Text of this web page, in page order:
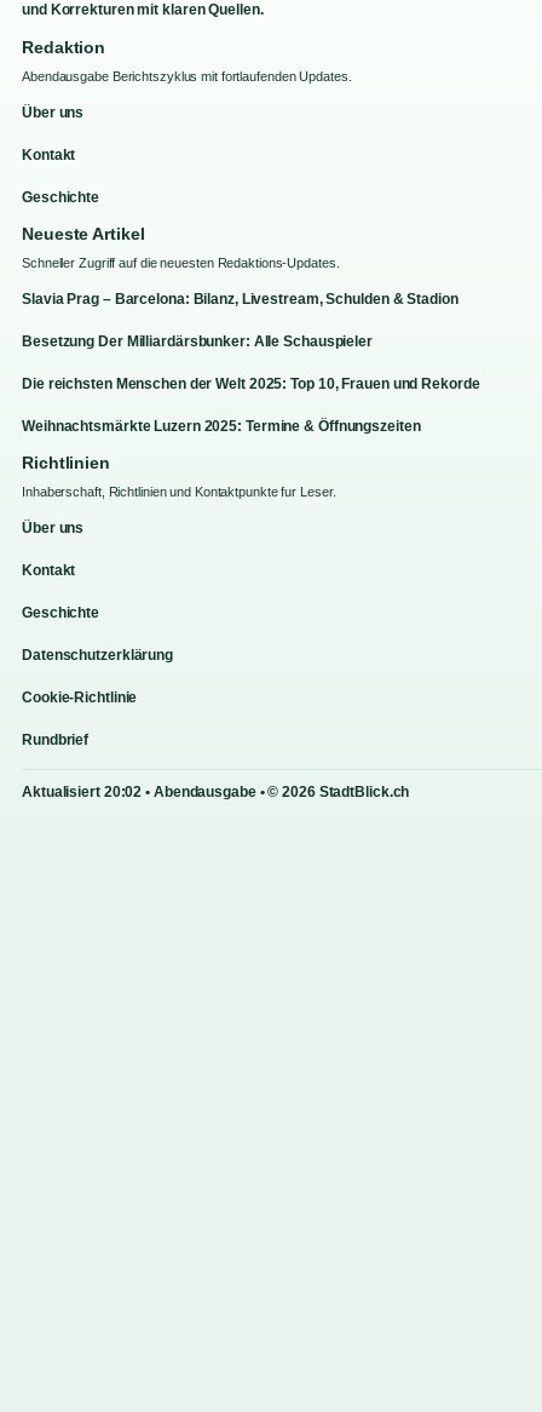
und Korrekturen mit klaren Quellen.
Redaktion
Abendausgabe Berichtszyklus mit fortlaufenden Updates.
Über uns
Kontakt
Geschichte
Neueste Artikel
Schneller Zugriff auf die neuesten Redaktions-Updates.
Slavia Prag – Barcelona: Bilanz, Livestream, Schulden & Stadion
Besetzung Der Milliardärsbunker: Alle Schauspieler
Die reichsten Menschen der Welt 2025: Top 10, Frauen und Rekorde
Weihnachtsmärkte Luzern 2025: Termine & Öffnungszeiten
Richtlinien
Inhaberschaft, Richtlinien und Kontaktpunkte fur Leser.
Über uns
Kontakt
Geschichte
Datenschutzerklärung
Cookie-Richtlinie
Rundbrief
Aktualisiert 20:02 • Abendausgabe • © 2026 StadtBlick.ch